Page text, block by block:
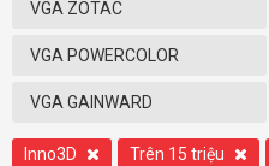
VGA ZOTAC
VGA POWERCOLOR
VGA GAINWARD
Inno3D Trên 15 triệu